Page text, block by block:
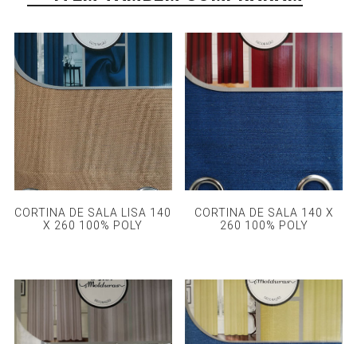
CORTINA DE SALA LISA 140
X 260 100% POLY
CORTINA DE SALA 140 X
260 100% POLY